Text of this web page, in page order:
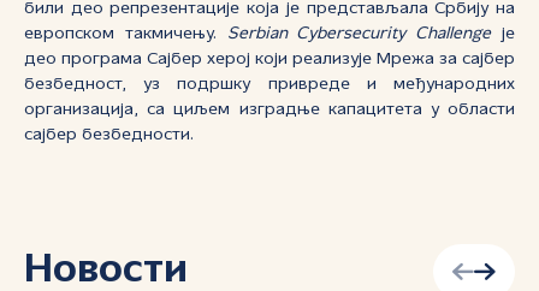
били део репрезентације која је представљала Србију на
европском такмичењу.
Serbian Cybersecurity Challengeје
део програма Сајбер херој који реализује Мрежа за сајбер
безбедност, уз подршку привреде и међународних
организација, са циљем изградње капацитета у области
сајбер безбедности.
Новости